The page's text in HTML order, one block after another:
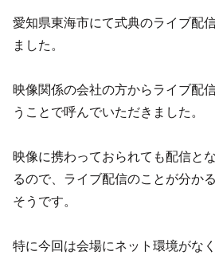
愛知県東海市にて式典のライブ配
ました。
映像関係の会社の方からライブ配
うことで呼んでいただきました。
映像に携わっておられても配信と
るので、ライブ配信のことが分か
そうです。
特に今回は会場にネット環境がな